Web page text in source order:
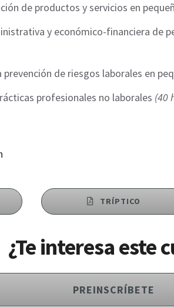
de productos y servicios en
y económico-financiera de
prevención de riesgos laborales en
profesionales no laborales (40
TRÍPTICO
¿Te interesa este
PREINSCRÍBETE